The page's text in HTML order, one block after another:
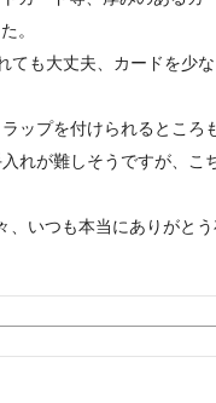
。
ても大丈夫、カードを少
ップを付けられるところ
れが難しそうですが、こ
いつも本当にありがとう